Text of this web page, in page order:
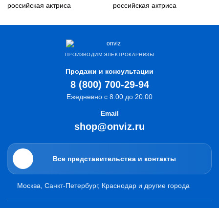
российская актриса российская актриса
ПРОИЗВОДИМ ЭЛЕКТРОКАРНИЗЫ
Продажи и консультации
8 (800) 700-29-94
Ежедневно с 8:00 до 20:00
Email
shop@onviz.ru
Все представительства и контакты
Москва, Санкт-Петербург, Краснодар и другие города